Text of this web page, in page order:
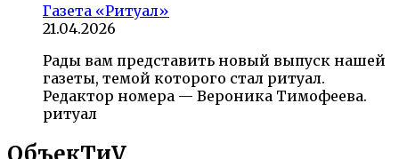
Газета «Ритуал»
21.04.2026
Рады вам представить новый выпуск нашей
газеты, темой которого стал ритуал.
Редактор номера — Вероника Тимофеева.
ритуал